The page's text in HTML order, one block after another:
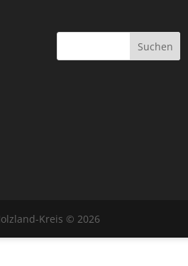
Suchen
Kreis © 2026